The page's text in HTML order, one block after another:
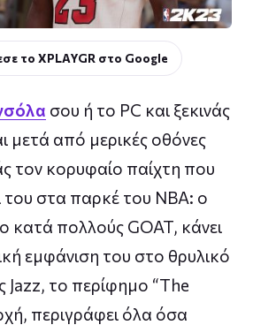
το XPLAYGR στο Google
σου ή το PC και ξεκινάς
μετά από μερικές οθόνες
τον κορυφαίο παίχτη που
στα παρκέ του NBA: ο
κατά πολλούς GOAT, κάνει
εμφάνιση του στο θρυλικό
Jazz, το περίφημο “The
περιγράφει όλα όσα